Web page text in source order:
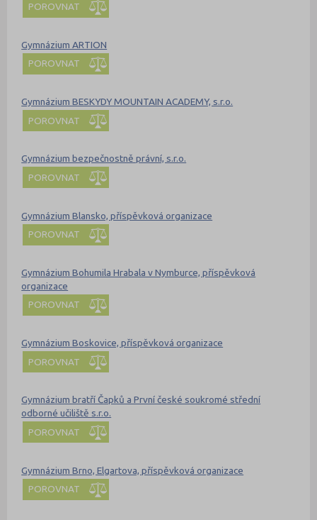
POROVNAT
Gymnázium ARTION
POROVNAT
Gymnázium BESKYDY MOUNTAIN ACADEMY, s.r.o.
POROVNAT
Gymnázium bezpečnostně právní, s.r.o.
POROVNAT
Gymnázium Blansko, příspěvková organizace
POROVNAT
Gymnázium Bohumila Hrabala v Nymburce, příspěvková
organizace
POROVNAT
Gymnázium Boskovice, příspěvková organizace
POROVNAT
Gymnázium bratří Čapků a První české soukromé střední
odborné učiliště s.r.o.
POROVNAT
Gymnázium Brno, Elgartova, příspěvková organizace
POROVNAT